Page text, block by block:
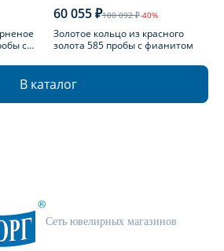
с
60 055 ₽100 092 ₽-40%
Золотое кольцо из красного
золота 585 пробы с фианитом
В каталог
Сеть ювелирных магазинов